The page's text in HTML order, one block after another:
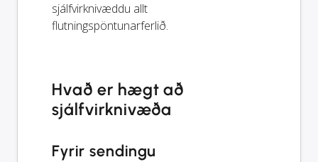
sjálfvirknivæddu allt
flutningspöntunarferlið.
Hvað er hægt að
sjálfvirknivæða
Fyrir sendingu